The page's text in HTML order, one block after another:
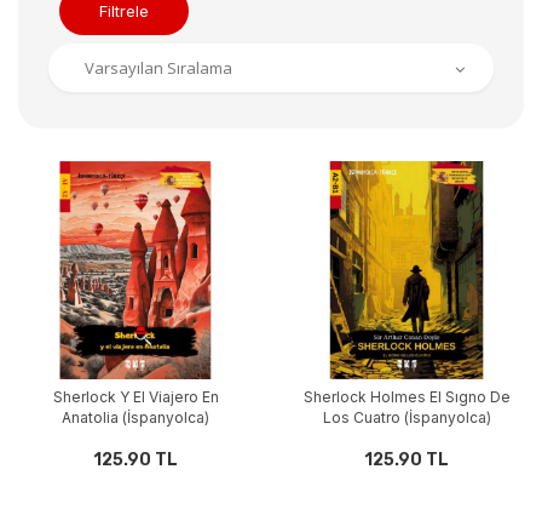
Filtrele
Sherlock Y El Viajero En
Anatolia (İspanyolca)
125.90 TL
Sherlock Holmes El Sıgno De
Los Cuatro (İspanyolca)
125.90 TL